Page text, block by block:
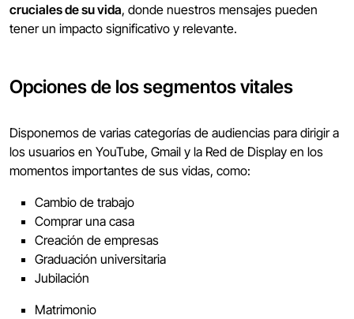
cruciales de su vida, donde nuestros mensajes pueden
tener un impacto significativo y relevante.
Opciones de los segmentos vitales
Disponemos de varias categorías de audiencias para dirigir a
los usuarios en YouTube, Gmail y la Red de Display en los
momentos importantes de sus vidas, como:
Cambio de trabajo
Comprar una casa
Creación de empresas
Graduación universitaria
Jubilación
Matrimonio